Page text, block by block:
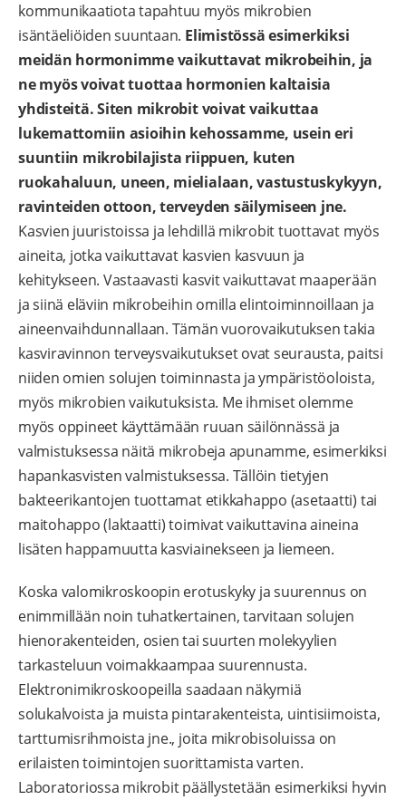
kommunikaatiota tapahtuu myös mikrobien
isäntäeliöiden suuntaan. Elimistössä esimerkiksi
meidän hormonimme vaikuttavat mikrobeihin, ja
ne myös voivat tuottaa hormonien kaltaisia
yhdisteitä. Siten mikrobit voivat vaikuttaa
lukemattomiin asioihin kehossamme, usein eri
suuntiin mikrobilajista riippuen, kuten
ruokahaluun, uneen, mielialaan, vastustuskykyyn,
ravinteiden ottoon, terveyden säilymiseen jne.
Kasvien juuristoissa ja lehdillä mikrobit tuottavat myös
aineita, jotka vaikuttavat kasvien kasvuun ja
kehitykseen. Vastaavasti kasvit vaikuttavat maaperään
ja siinä eläviin mikrobeihin omilla elintoiminnoillaan ja
aineenvaihdunnallaan. Tämän vuorovaikutuksen takia
kasviravinnon terveysvaikutukset ovat seurausta, paitsi
niiden omien solujen toiminnasta ja ympäristöoloista,
myös mikrobien vaikutuksista. Me ihmiset olemme
myös oppineet käyttämään ruuan säilönnässä ja
valmistuksessa näitä mikrobeja apunamme, esimerkiksi
hapankasvisten valmistuksessa. Tällöin tietyjen
bakteerikantojen tuottamat etikkahappo (asetaatti) tai
maitohappo (laktaatti) toimivat vaikuttavina aineina
lisäten happamuutta kasviainekseen ja liemeen.
Koska valomikroskoopin erotuskyky ja suurennus on
enimmillään noin tuhatkertainen, tarvitaan solujen
hienorakenteiden, osien tai suurten molekyylien
tarkasteluun voimakkaampaa suurennusta.
Elektronimikroskoopeilla saadaan näkymiä
solukalvoista ja muista pintarakenteista, uintisiimoista,
tarttumisrihmoista jne., joita mikrobisoluissa on
erilaisten toimintojen suorittamista varten.
Laboratoriossa mikrobit päällystetään esimerkiksi hyvin